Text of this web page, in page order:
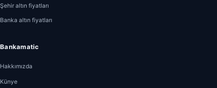
Şehir altın fiyatları
Banka altın fiyatları
Bankamatic
Hakkımızda
Künye